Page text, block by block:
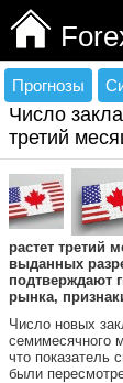
Прогнозы
Число
третий
растет третий
выданных
подтверждают
рынка,
Число новых
семимесячного
что показатель
были